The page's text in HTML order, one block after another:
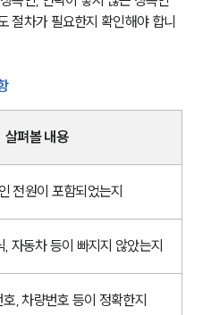
절차가 필요한지 확인해야 합니
살펴볼 내용
전원이 포함되었는지
자동차 등이 빠지지 않았는지
, 차량번호 등이 정확한지